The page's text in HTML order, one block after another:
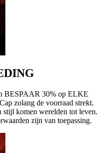
BESPAAR 30% op ELKE
zolang de voorraad strekt.
stijl komen werelden tot leven.
zijn van toepassing.